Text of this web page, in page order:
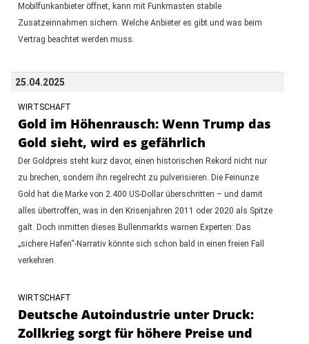
Mobilfunkanbieter öffnet, kann mit Funkmasten stabile
Zusatzeinnahmen sichern. Welche Anbieter es gibt und was beim
Vertrag beachtet werden muss.
25.04.2025
WIRTSCHAFT
Gold im Höhenrausch: Wenn Trump das
Gold sieht, wird es gefährlich
Der Goldpreis steht kurz davor, einen historischen Rekord nicht nur
zu brechen, sondern ihn regelrecht zu pulverisieren. Die Feinunze
Gold hat die Marke von 2.400 US-Dollar überschritten – und damit
alles übertroffen, was in den Krisenjahren 2011 oder 2020 als Spitze
galt. Doch inmitten dieses Bullenmarkts warnen Experten: Das
„sichere Hafen“-Narrativ könnte sich schon bald in einen freien Fall
verkehren.
WIRTSCHAFT
Deutsche Autoindustrie unter Druck:
Zollkrieg sorgt für höhere Preise und